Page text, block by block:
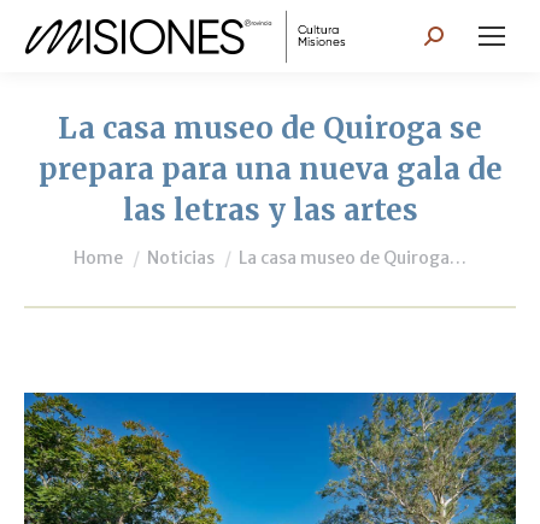
Search:
La casa museo de Quiroga se
prepara para una nueva gala de
las letras y las artes
You are here:
Home Noticias La casa museo de Quiroga…